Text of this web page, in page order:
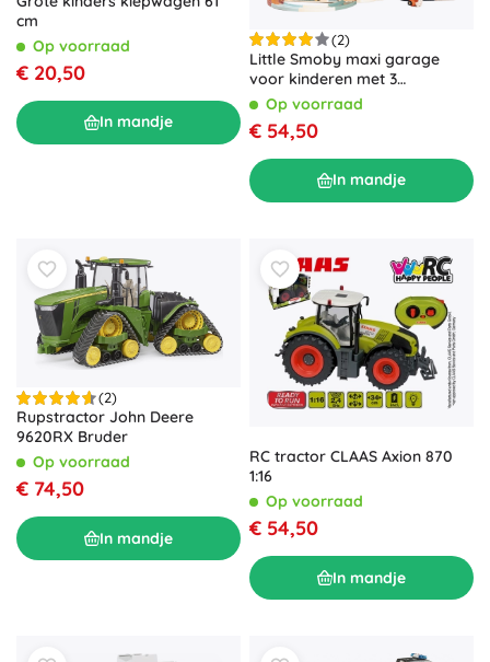
cm
Op voorraad
€ 20,50
In mandje
(2)
Little Smoby maxi garage
voor kinderen met 3
verdiepingen, lift en wasstraat
Op voorraad
€ 54,50
In mandje
(2)
Rupstractor John Deere
9620RX Bruder
Op voorraad
€ 74,50
In mandje
RC tractor CLAAS Axion 870
1:16
Op voorraad
€ 54,50
In mandje